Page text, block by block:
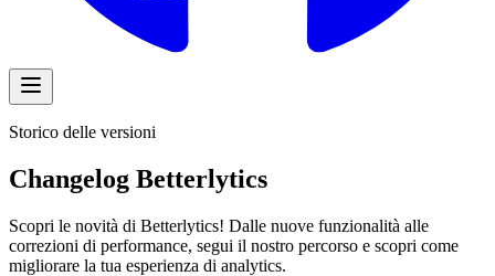
Storico delle versioni
Changelog Betterlytics
Scopri le novità di Betterlytics! Dalle nuove funzionalità alle
correzioni di performance, segui il nostro percorso e scopri come
migliorare la tua esperienza di analytics.